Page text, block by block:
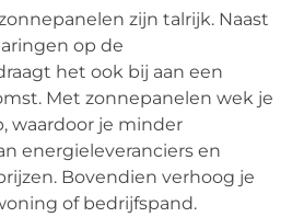
zijn talrijk. Naast
op de
het ook bij aan een
Met zonnepanelen wek je
waardoor je minder
energieleveranciers en
Bovendien verhoog je
of bedrijfspand.